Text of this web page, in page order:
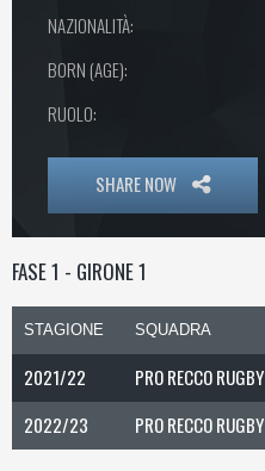
NAZIONALITÀ:
BORN (AGE):
RUOLO:
SHARE NOW
FASE 1 - GIRONE 1
STAGIONE SQUADRA
2021/22 PRO RECCO RUGBY
2022/23 PRO RECCO RUGBY